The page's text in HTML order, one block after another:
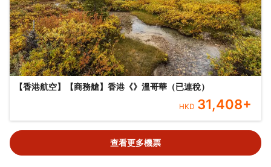
【香港航空】【商務艙】香港《》溫哥華（已連稅）
HKD 31,408+
查看更多機票